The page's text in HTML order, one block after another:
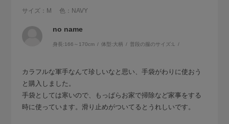
サイズ：M 色：NAVY
no name
身長:166～170cm 体型:大柄 普段の服のサイズ:L
カラフルな軍手なんて珍しいなと思い、手袋がわりに使おう
と購入しました。
手袋としては寒いので、もっぱらお家で掃除など家事をする
時に使っています。滑り止めがついてるとうれしいです。